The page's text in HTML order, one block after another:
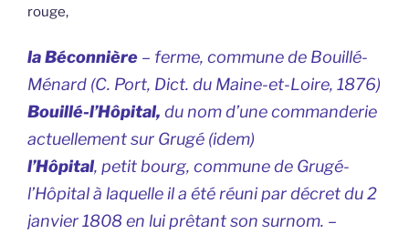
rouge,
la Béconnière – ferme, commune de Bouillé-
Ménard (C. Port, Dict. du Maine-et-Loire, 1876)
Bouillé-l’Hôpital, du nom d’une commanderie
actuellement sur Grugé (idem)
l’Hôpital, petit bourg, commune de Grugé-
l’Hôpital à laquelle il a été réuni par décret du 2
janvier 1808 en lui prêtant son surnom. –